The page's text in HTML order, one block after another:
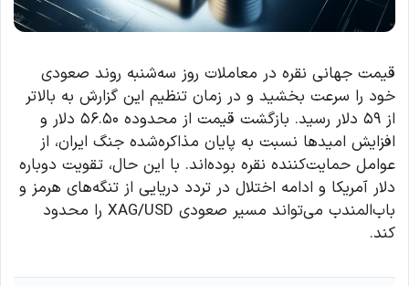
قیمت جهانی نقره در معاملات روز سه‌شنبه روند صعودی
خود را سرعت بخشید و در زمان تنظیم این گزارش به بالاتر
از ۵۹ دلار رسید. بازگشت قیمت از محدوده ۵۶.۵۰ دلار و
افزایش امیدها نسبت به پایان مذاکره‌شده جنگ ایران، از
عوامل حمایت‌کننده نقره بوده‌اند. با این حال، تقویت دوباره
دلار آمریکا و ادامه اختلال در تردد دریایی از تنگه‌های هرمز و
باب‌المندب می‌تواند مسیر صعودی XAG/USD را محدود
کند.